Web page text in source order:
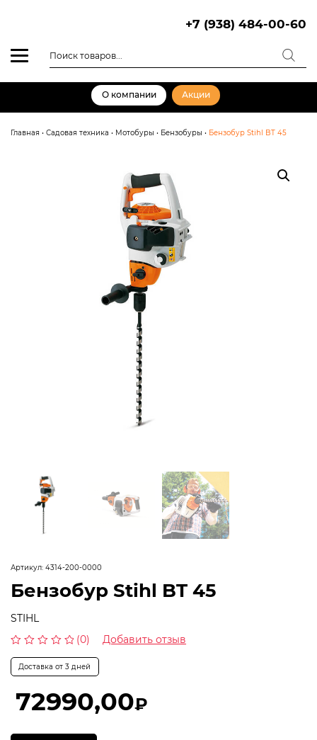
+7 (938) 484-00-60
товаров
О компании Акции
Главная • Садовая техника • Мотобуры • Бензобуры • Бензобур Stihl BT 45
Артикул: 4314-200-0000
Бензобур Stihl BT 45
STIHL
0
из
(0) Добавить отзыв
Доставка от 3 дней
72990,00₽